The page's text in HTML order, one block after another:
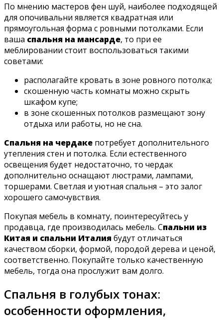
По мнению мастеров фен шуй, наиболее подходящей
для опочивальни является квадратная или
прямоугольная форма с ровными потолками. Если
ваша спальня на мансарде, то при ее
меблировании стоит воспользоваться такими
советами:
располагайте кровать в зоне ровного потолка;
скошенную часть комнаты можно скрыть
шкафом купе;
в зоне скошенных потолков размещают зону
отдыха или работы, но не сна.
Спальня на чердаке потребует дополнительного
утепления стен и потолка. Если естественного
освещения будет недостаточно, то чердак
дополнительно оснащают люстрами, лампами,
торшерами. Светлая и уютная спальня – это залог
хорошего самочувствия.
Покупая мебель в комнату, поинтересуйтесь у
продавца, где производилась мебель. Спальни из
Китая и спальни Италиябудут отличаться
качеством сборки, формой, породой дерева и ценой,
соответственно. Покупайте только качественную
мебель, тогда она прослужит вам долго.
Спальня в голубых тонах:
особенности оформления,